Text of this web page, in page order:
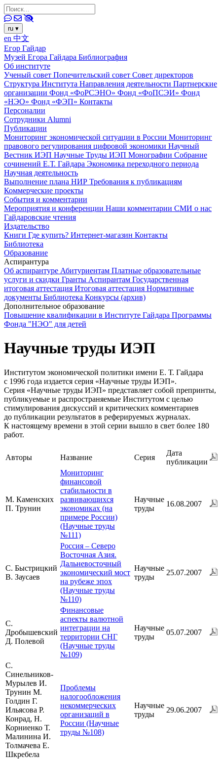
ru ▾
en 中文
Егор Гайдар
Музей Егора Гайдара Библиография
Об институте
Ученый совет Попечительский совет Совет директоров
Структура Института Направления деятельности Партнерские
организации Фонд «ФоРСЭНО» Фонд «ФоПСЭИ» Фонд
«НЭО» Фонд «ФЭП» Контакты
Персоналии
Сотрудники Alumni
Публикации
Мониторинг экономической ситуации в России Мониторинг
правового регулирования цифровой экономики Научный
Вестник ИЭП Научные Труды ИЭП Монографии Собрание
сочинений Е.Т. Гайдара Экономика переходного периода
Научная деятельность
Выполнение плана НИР Требования к публикациям
Коммерческие проекты
События и комментарии
Мероприятия и конференции Наши комментарии СМИ о нас
Гайдаровские чтения
Издательство
Книги Где купить? Интернет-магазин Контакты
Библиотека
Образование
Аспирантура
Об аспирантуре Абитуриентам Платные образовательные
услуги и скидки Гранты Аспирантам Государственная
итоговая аттестация Итоговая аттестация Нормативные
документы Библиотека Конкурсы (архив)
Дополнительное образование
Повышение квалификации в Институте Гайдара Программы
Фонда "НЭО" для детей
Научные труды ИЭП
Институтом экономической политики имени Е. Т. Гайдара
с 1996 года издается серия «Научные труды ИЭП».
Серия «Научные труды ИЭП» представляет собой препринты,
публикуемые и распространяемые Институтом с целью
стимулирования дискуссий и критических комментариев
до публикации результатов в реферируемых журналах.
К настоящему времени в этой серии вышло в свет более 180
работ.
Авторы Название Серия
Дата
публикации
М. Каменских
П. Трунин
Мониторинг
финансовой
стабильности в
развивающихся
экономиках (на
примере России)
(Научные труды
№111)
Научные
труды
16.08.2007
С. Быстрицкий
В. Заусаев
Россия – Северо
Восточная Азия.
Дальневосточный
экономический мост
на рубеже эпох
(Научные труды
№110)
Научные
труды
25.07.2007
С.
Дробышевский
Д. Полевой
Финансовые
аспекты валютной
интеграции на
территории СНГ
(Научные труды
№109)
Научные
труды
05.07.2007
С.
Синельников-
Мурылев И.
Трунин М.
Голдин Г.
Ильясова Р.
Конрад, Н.
Корниенко Т.
Малинина И.
Толмачева Е.
Шкребела
Проблемы
налогообложения
некоммерческих
организаций в
России (Научные
труды №108)
Научные
труды
29.06.2007